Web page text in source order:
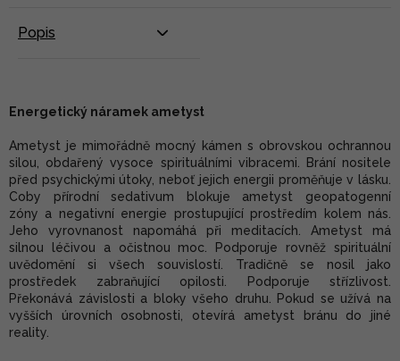
Popis
Energetický náramek ametyst
Ametyst je mimořádně mocný kámen s obrovskou ochrannou
silou, obdařený vysoce spirituálními vibracemi. Brání nositele
před psychickými útoky, neboť jejich energii proměňuje v lásku.
Coby přírodní sedativum blokuje ametyst geopatogenní
zóny a negativní energie prostupující prostředím kolem nás.
Jeho vyrovnanost napomáhá při meditacích. Ametyst má
silnou léčivou a očistnou moc. Podporuje rovněž spirituální
uvědomění si všech souvislostí. Tradičně se nosil jako
prostředek zabraňující opilosti. Podporuje střízlivost.
Překonává závislosti a bloky všeho druhu. Pokud se užívá na
vyšších úrovních osobnosti, otevírá ametyst bránu do jiné
reality.